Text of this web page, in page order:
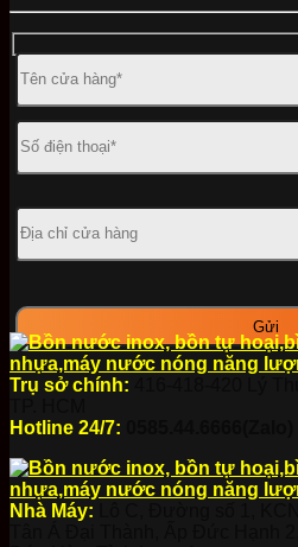
Trụ sở chính:
Hotline 24/7:
Nhà Máy: